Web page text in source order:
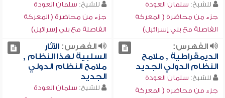
للشيخ: سلمان العودة
جزء من محاضرة ( المعركة
الفاصلة مع بني إسرائيل)
للشيخ: سلمان العودة
جزء من محاضرة ( المعركة
الفاصلة مع بني إسرائيل)
الفهرس:
الديمقراطية , ملامح
النظام الدولي الجديد
للشيخ: سلمان العودة
جزء من محاضرة ( المعركة
الفهرس:الآثار
السلبية لهذا النظام ,
ملامح النظام الدولي
الجديد
للشيخ: سلمان العودة